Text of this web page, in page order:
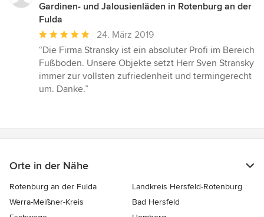
Gardinen- und Jalousienläden in Rotenburg an der
Fulda
Durchschnittliche
Bewertung:
5
von
5
24. März 2019
“Die Firma Stransky ist ein absoluter Profi im Bereich
Fußboden. Unsere Objekte setzt Herr Sven Stransky
immer zur vollsten zufriedenheit und termingerecht
um. Danke.”
Orte in der Nähe
Rotenburg an der Fulda
Landkreis Hersfeld-Rotenburg
Werra-Meißner-Kreis
Bad Hersfeld